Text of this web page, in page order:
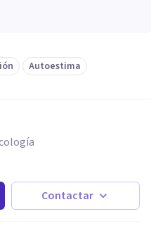
Autoestima
Contactar